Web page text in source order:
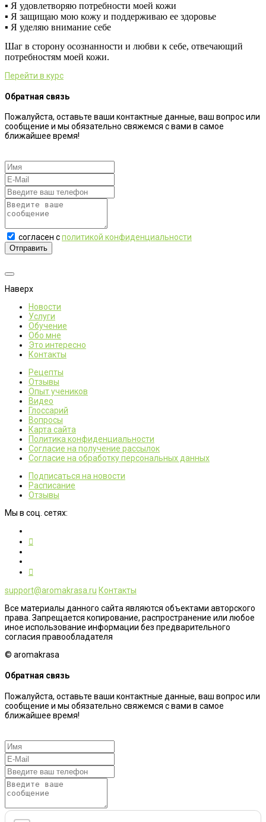
▪️ Я удовлетворяю потребности моей кожи
▪️ Я защищаю мою кожу и поддерживаю ее здоровье
▪️ Я уделяю внимание себе
Шаг в сторону осознанности и любви к себе, отвечающий
потребностям моей кожи.
Перейти в курс
Обратная связь
Пожалуйста, оставьте ваши контактные данные, ваш вопрос или
сообщение и мы обязательно свяжемся с вами в самое
ближайшее время!
согласен сполитикой конфиденциальности
Отправить
Наверх
Новости
Услуги
Обучение
Обо мне
Это интересно
Контакты
Рецепты
Отзывы
Опыт учеников
Видео
Глоссарий
Вопросы
Карта сайта
Политика конфиденциальности
Согласие на получение рассылок
Согласие на обработку персональных данных
Подписаться на новости
Расписание
Отзывы
Мы в соц. сетях:
support@aromakrasa.ru Контакты
Все материалы данного сайта являются объектами авторского
права. Запрещается копирование, распространение или любое
иное использование информации без предварительного
согласия правообладателя
© aromakrasa
Обратная связь
Пожалуйста, оставьте ваши контактные данные, ваш вопрос или
сообщение и мы обязательно свяжемся с вами в самое
ближайшее время!